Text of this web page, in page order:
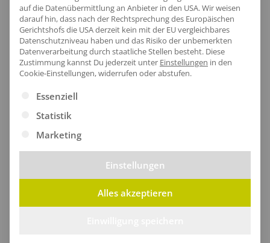
zeitlose Eleganz aus und sorgt für einen perfekten
Sitz.
auf die Datenübermittlung an Anbieter in den USA. Wir weisen
darauf hin, dass nach der Rechtsprechung des Europäischen
Gerichtshofs die USA derzeit kein mit der EU vergleichbares
Datenschutzniveau haben und das Risiko der unbemerkten
Datenverarbeitung durch staatliche Stellen besteht. Diese
Zustimmung kannst Du jederzeit unter Einstellungen in den
Cookie-Einstellungen, widerrufen oder abstufen.
Es folgt eine Liste der Service-Gruppen, für die eine
Essenziell
Statistik
Marketing
Einstellungen
Alles akzeptieren